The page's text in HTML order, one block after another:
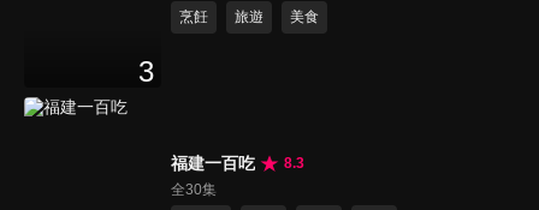
3
烹飪
旅遊 美食
福建一百吃
8.3
全30集